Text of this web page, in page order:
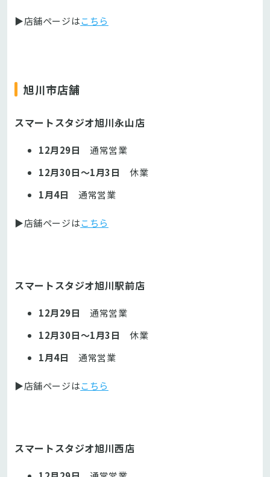
▶店舗ページはこちら
旭川市店舗
スマートスタジオ旭川永山店
12月29日
通常営業
12月30日～1月3日
休業
1月4日
通常営業
▶店舗ページはこちら
スマートスタジオ旭川駅前店
12月29日
通常営業
12月30日～1月3日
休業
1月4日
通常営業
▶店舗ページはこちら
スマートスタジオ旭川西店